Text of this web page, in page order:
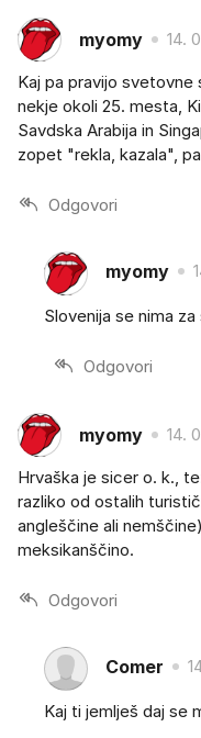
myomy 14.
Kaj pa pravijo
nekje okoli 25. mesta,
Savdska Arabija in
zopet "rekla, kazala",
Odgovori
myomy
Slovenija se nima
Odgovori
myomy 14.
Hrvaška je sicer o. k.,
razliko od ostalih
angleščine ali
meksikanščino.
Odgovori
Comer
Kaj ti jemlješ daj se